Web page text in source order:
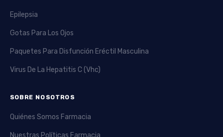
Epilepsia
Gotas Para Los Ojos
Paquetes Para Disfunción Eréctil Masculina
Virus De La Hepatitis C (Vhc)
SOBRE NOSOTROS
Quiénes Somos Farmacia